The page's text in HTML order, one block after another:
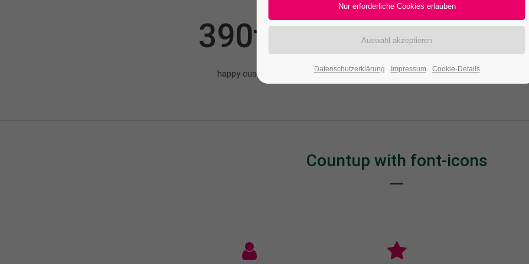
390tds
happy customer
200
winning awards
Countup with font-icons
Datenschutzerklärung Impressum Cookie-Details